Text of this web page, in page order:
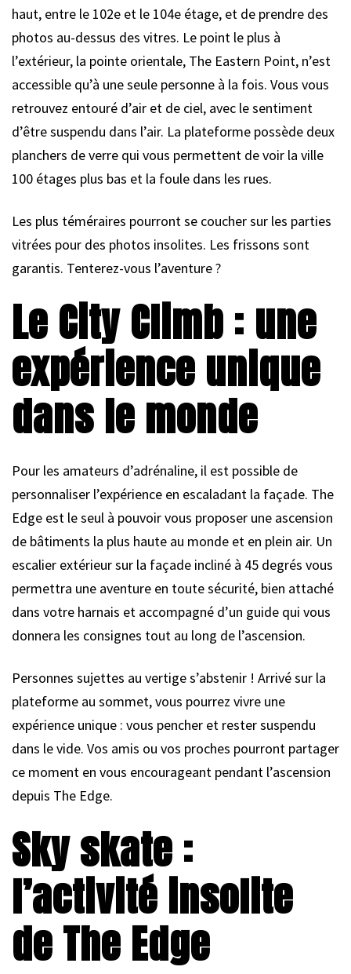
haut, entre le 102e et le 104e étage, et de prendre des
photos au-dessus des vitres. Le point le plus à
l’extérieur, la pointe orientale, The Eastern Point, n’est
accessible qu’à une seule personne à la fois. Vous vous
retrouvez entouré d’air et de ciel, avec le sentiment
d’être suspendu dans l’air. La plateforme possède deux
planchers de verre qui vous permettent de voir la ville
100 étages plus bas et la foule dans les rues.
Les plus téméraires pourront se coucher sur les parties
vitrées pour des photos insolites. Les frissons sont
garantis. Tenterez-vous l’aventure ?
Le City Climb : une
expérience unique
dans le monde
Pour les amateurs d’adrénaline, il est possible de
personnaliser l’expérience en escaladant la façade. The
Edge est le seul à pouvoir vous proposer une ascension
de bâtiments la plus haute au monde et en plein air. Un
escalier extérieur sur la façade incliné à 45 degrés vous
permettra une aventure en toute sécurité, bien attaché
dans votre harnais et accompagné d’un guide qui vous
donnera les consignes tout au long de l’ascension.
Personnes sujettes au vertige s’abstenir ! Arrivé sur la
plateforme au sommet, vous pourrez vivre une
expérience unique : vous pencher et rester suspendu
dans le vide. Vos amis ou vos proches pourront partager
ce moment en vous encourageant pendant l’ascension
depuis The Edge.
Sky skate :
l’activité insolite
de The Edge